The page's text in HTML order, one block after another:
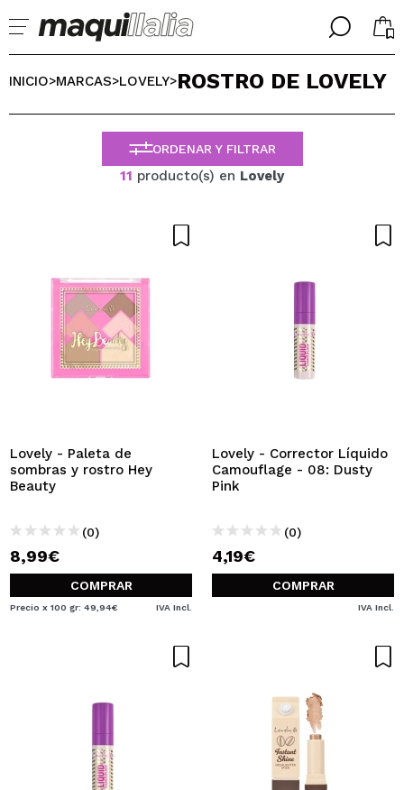
╳
BIENVENIDX!
No tengo cuenta aquí
Al crear una cuenta en Maquillalia.com podrás realizar
tus compras rápidamente, revisar el estado de tus
pedidos y consultar tus operaciones anteriores.
╳
SELECCIONA TU IDIOMA
ESPAÑOL
ENGLISH
FRANCES
ALEMAN
PORTUGUESE
INICIO>MARCAS>LOVELY>ROSTRO DE LOVELY
ORDENAR Y FILTRAR
11 producto(s) en Lovely
Lovely - Paleta de
sombras y rostro Hey
Beauty
(0)
8,99€
COMPRAR
Precio x 100 gr: 49,94€ IVA Incl.
Lovely - Corrector Líquido
Camouflage - 08: Dusty
Pink
(0)
4,19€
COMPRAR
IVA Incl.